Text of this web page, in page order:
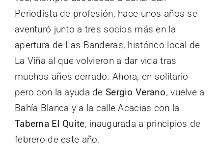
Periodista de profesión, hace unos años se
aventuró junto a tres socios más en la
apertura de Las Banderas, histórico local de
La Viña al que volvieron a dar vida tras
muchos años cerrado. Ahora, en solitario
pero con la ayuda de Sergio Verano, vuelve a
Bahía Blanca y a la calle Acacias con la
Taberna El Quite, inaugurada a principios de
febrero de este año.